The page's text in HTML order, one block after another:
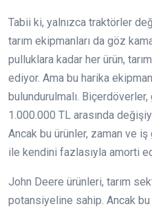
Tabii ki, yalnızca traktörler
tarım ekipmanları da göz
pulluklara kadar her ürün,
ediyor. Ama bu harika
bulundurulmalı.
1.000.000 TL arasında
Ancak bu ürünler, zaman ve
ile kendini fazlasıyla amorti
John Deere ürünleri, tarım
potansiyeline sahip. Ancak